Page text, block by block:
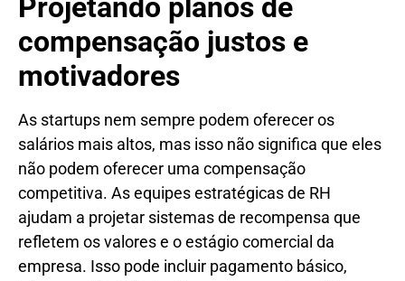
Projetando planos de
compensação justos e
motivadores
As startups nem sempre podem oferecer os
salários mais altos, mas isso não significa que eles
não podem oferecer uma compensação
competitiva. As equipes estratégicas de RH
ajudam a projetar sistemas de recompensa que
refletem os valores e o estágio comercial da
empresa. Isso pode incluir pagamento básico,